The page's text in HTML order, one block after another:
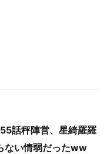
話秤陣営、星綺羅羅
ない情弱だったww